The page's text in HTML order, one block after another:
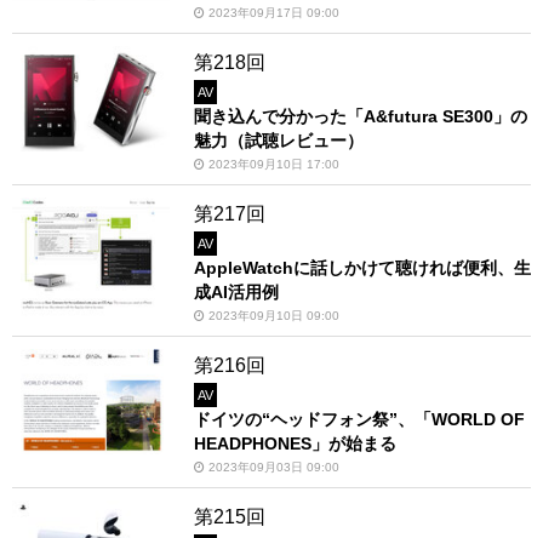
2023年09月17日 09:00
第218回
AV
聞き込んで分かった「A&futura SE300」の
魅力（試聴レビュー）
2023年09月10日 17:00
第217回
AV
AppleWatchに話しかけて聴ければ便利、生
成AI活用例
2023年09月10日 09:00
第216回
AV
ドイツの“ヘッドフォン祭”、「WORLD OF
HEADPHONES」が始まる
2023年09月03日 09:00
第215回